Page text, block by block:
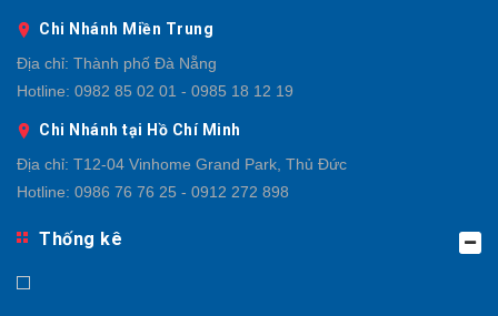
Chi Nhánh Miền Trung
Địa chỉ: Thành phố Đà Nẵng
Hotline: 0982 85 02 01 - 0985 18 12 19
Chi Nhánh tại Hồ Chí Minh
Địa chỉ: T12-04 Vinhome Grand Park, Thủ Đức
Hotline: 0986 76 76 25 - 0912 272 898
Thống kê